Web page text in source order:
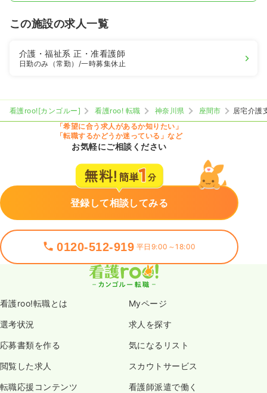
この施設の求人一覧
介護・福祉系正・准看護師
日勤のみ（常勤） /一時募集休止
看護roo![カンゴルー] 看護roo! 転職 神奈川県 座間市
居宅介護
「希望に合う求人があるか知りたい」
「転職するかどうか迷っている」など
お気軽にご相談ください
登録して相談してみる
0120-512-919 平日9:00～18:00
看護roo!転職とは Myページ
選考状況 求人を探す
応募書類を作る 気になるリスト
閲覧した求人 スカウトサービス
転職応援コンテンツ 看護師派遣で働く